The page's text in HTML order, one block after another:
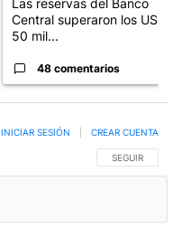
Las reservas del Banco
Central superaron los US$
50 mil...
48 comentarios
SIGA ESTA
SEGUIR
INICIAR SESIÓN CREAR CUENTA